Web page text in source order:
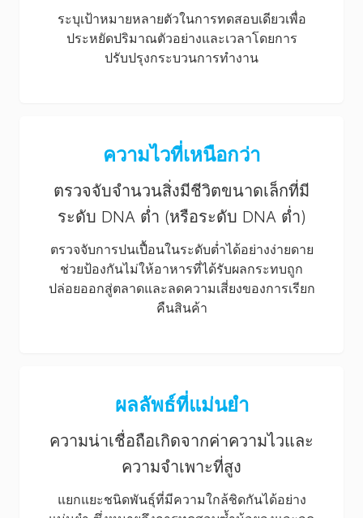
ระบุเป้าหมายหลายตัวในการทดสอบเดียวเพื่อ
ประหยัดปริมาณตัวอย่างและเวลาโดยการ
ปรับปรุงกระบวนการทำงาน
ความไวที่เหนือกว่า
ตรวจจับจำนวนสิ่งมีชีวิตขนาดเล็กที่มี
ระดับ DNA ต่ำ (หรือระดับ DNA ต่ำ)
ตรวจจับการปนเปื้อนในระดับต่ำได้อย่างง่ายดาย
ช่วยป้องกันไม่ให้อาหารที่ได้รับผลกระทบถูก
ปล่อยออกสู่ตลาดและลดความเสี่ยงของการเรียก
คืนสินค้า
ผลลัพธ์ที่แม่นยำ
ความน่าเชื่อถือเกิดจากค่าความไวและ
ความจำเพาะที่สูง
แยกแยะชนิดพันธุ์ที่มีความใกล้ชิดกันได้อย่าง